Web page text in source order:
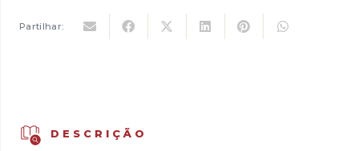
Partilhar:
DESCRIÇÃO